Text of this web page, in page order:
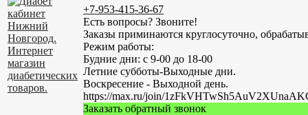
+7-953-415-36-67
Есть вопросы? Звоните!
Заказы приминаются круглосуточно,
Режим работы:
Будние дни: с 9-00 до 18-00
Летние субботы-Выходные дни.
Воскресение - Выходной день.
https://max.ru/join/
Заказать обратный звонок